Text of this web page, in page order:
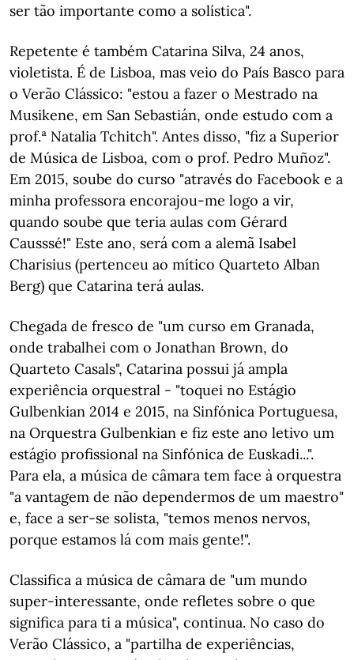
ser tão importante como a solística".
Repetente é também Catarina Silva, 24 anos,
violetista. É de Lisboa, mas veio do País Basco para
o Verão Clássico: "estou a fazer o Mestrado na
Musikene, em San Sebastián, onde estudo com a
prof.ª Natalia Tchitch". Antes disso, "fiz a Superior
de Música de Lisboa, com o prof. Pedro Muñoz".
Em 2015, soube do curso "através do Facebook e a
minha professora encorajou-me logo a vir,
quando soube que teria aulas com Gérard
Causssé!" Este ano, será com a alemã Isabel
Charisius (pertenceu ao mítico Quarteto Alban
Berg) que Catarina terá aulas.
Chegada de fresco de "um curso em Granada,
onde trabalhei com o Jonathan Brown, do
Quarteto Casals", Catarina possui já ampla
experiência orquestral - "toquei no Estágio
Gulbenkian 2014 e 2015, na Sinfónica Portuguesa,
na Orquestra Gulbenkian e fiz este ano letivo um
estágio profissional na Sinfónica de Euskadi...".
Para ela, a música de câmara tem face à orquestra
"a vantagem de não dependermos de um maestro"
e, face a ser-se solista, "temos menos nervos,
porque estamos lá com mais gente!".
Classifica a música de câmara de "um mundo
super-interessante, onde refletes sobre o que
significa para ti a música", continua. No caso do
Verão Clássico, a "partilha de experiências,